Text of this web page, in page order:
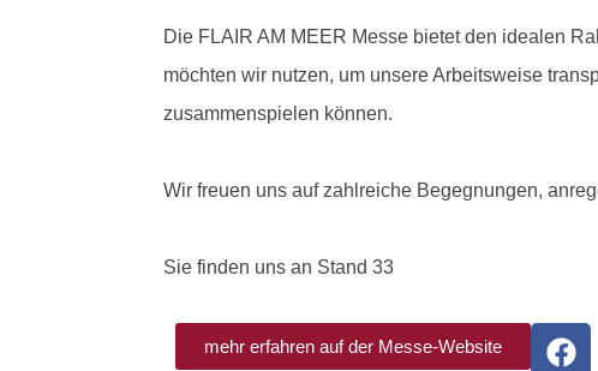
Die FLAIR AM MEER Messe bietet den idealen
möchten wir nutzen, um unsere Arbeitsweise
zusammenspielen können.
Wir freuen uns auf zahlreiche Begegnungen,
Sie finden uns an Stand 33
mehr erfahren auf der Messe-Website